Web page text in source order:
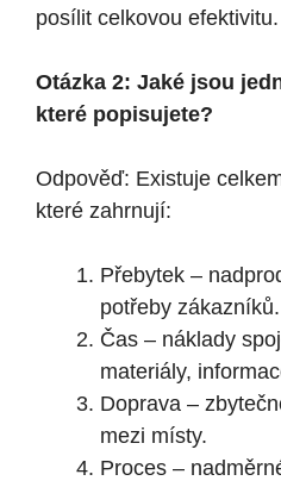
posílit celkovou efektivitu.
Otázka 2: Jaké jsou
které popisujete?
Odpověď: Existuje
které zahrnují:
Přebytek –
potřeby zákazníků.
Čas – náklady
materiály,
Doprava –
mezi místy.
Proces –